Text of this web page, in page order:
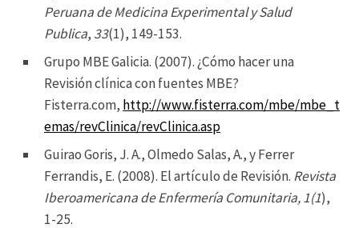
Peruana de Medicina Experimental y Salud
Publica, 33(1), 149-153.
Grupo MBE Galicia. (2007). ¿Cómo hacer una
Revisión clínica con fuentes MBE?
Fisterra.com, http://www.fisterra.com/mbe/mbe_t
emas/revClinica/revClinica.asp
Guirao Goris, J. A., Olmedo Salas, A., y Ferrer
Ferrandis, E. (2008). El artículo de Revisión. Revista
Iberoamericana de Enfermería Comunitaria, 1(1),
1-25.